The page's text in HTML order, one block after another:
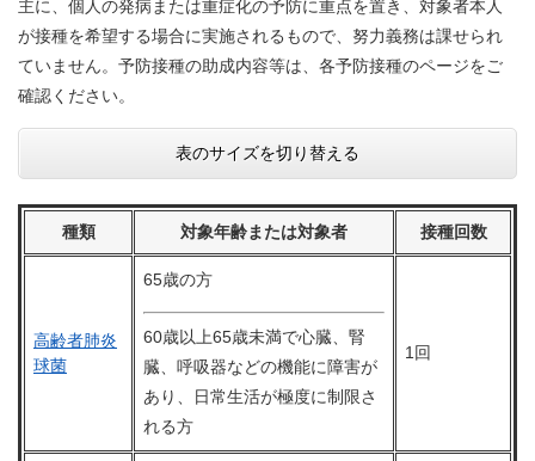
主に、個人の発病または重症化の予防に重点を置き、対象者本人
が接種を希望する場合に実施されるもので、努力義務は課せられ
ていません。予防接種の助成内容等は、各予防接種のページをご
確認ください。
表のサイズを切り替える
種類 対象年齢または対象者 接種回数
高齢者肺炎
球菌
65歳の方
60歳以上65歳未満で心臓、腎
臓、呼吸器などの機能に障害が
あり、日常生活が極度に制限さ
れる方
1回